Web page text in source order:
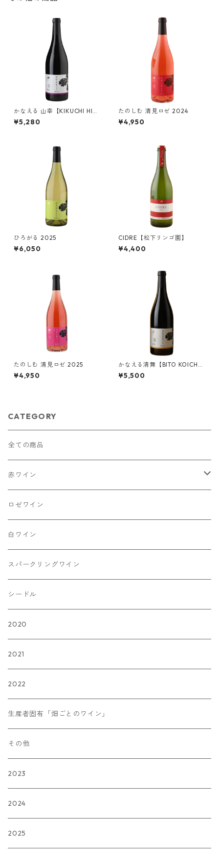
かなえる 山幸【KIKUCHI HID
EKI】2022
¥5,280
たのしむ 清見ロゼ 2024
¥4,950
ひろがる 2025
¥6,050
CIDRE【松下リンゴ園】
¥4,400
たのしむ 清見ロゼ 2025
¥4,950
かなえる清舞【BITO KOICH
I】2023
¥5,500
CATEGORY
全ての商品
赤ワイン
【山幸】
【清舞】
【その他】
【清見】
ロゼワイン
白ワイン
スパークリングワイン
シードル
2020
2021
2022
生産者固有「畑ごとのワイン」
その他
2023
2024
2025